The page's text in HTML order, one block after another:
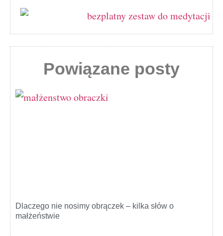
Powiązane posty
Dlaczego nie nosimy obrączek – kilka słów o
małżeństwie